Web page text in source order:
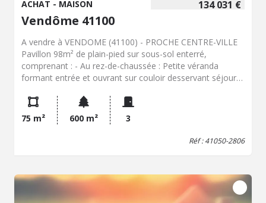
134 031 €
ACHAT - MAISON
Vendôme 41100
A vendre à VENDOME (41100) - PROCHE CENTRE-VILLE
Pavillon 98m² de plain-pied sur sous-sol enterré,
comprenant : - Au rez-de-chaussée : Petite véranda
formant entrée et ouvrant sur couloir desservant séjour
cuisine aménagée et équipée, deux chambres, salle de
bain, wc. - Au sous-sol : Pièce chauffée avec lavabo et wc
privatifs, cuisine d'été et lingerie (pièce chauffée),
débarras, chaufferie, cave. Cour, jardin clos et arboré.
bien est exposé sont disponibles sur le site Géorisques :
www. georisques. gouv. fr Consultez nos tarifs : glr-
vendome.notaires.fr
75 m² 600 m² 3
Réf : 41050-2806